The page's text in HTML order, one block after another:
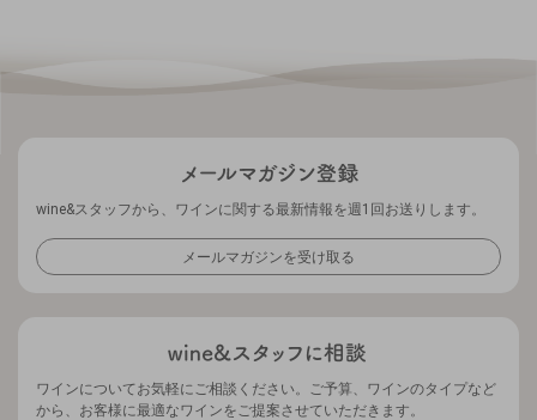
wine&スタッフから、ワインに関する最新情報を週1回お送りします。
メールマガジンを受け取る
ワインについてお気軽にご相談ください。ご予算、ワインのタイプなど
から、お客様に最適なワインをご提案させていただきます。